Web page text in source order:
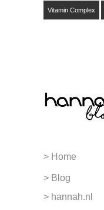
Vitamin Complex
> Home
> Blog
> hannah.nl